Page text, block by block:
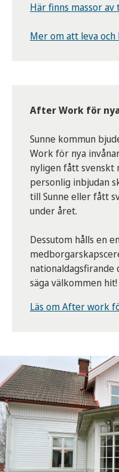
Här finns massor
Mer om att leva och
After Work för
Sunne kommun
Work för nya
nyligen fått svenskt
personlig inbjudan
till Sunne eller fått
under året.
Dessutom hålls en
säga välkommen hit!
Läs om After work